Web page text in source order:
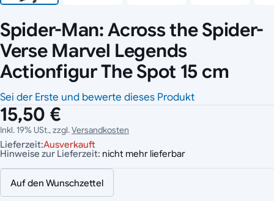
Spider-Man: Across the Spider-
Verse Marvel Legends
Actionfigur The Spot 15 cm
Sei der Erste und bewerte dieses Produkt
15,50 €
Inkl. 19% USt., zzgl.Versandkosten
Lieferzeit:Ausverkauft
Hinweise zur Lieferzeit: nicht mehr lieferbar
Auf den Wunschzettel